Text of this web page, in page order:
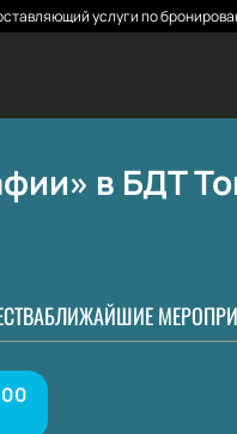
услуги по
в БДТ
БЛИЖАЙШИЕ